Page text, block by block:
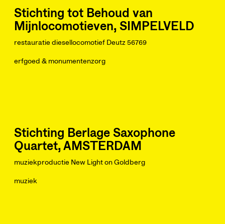
Stichting tot Behoud van
Mijnlocomotieven, SIMPELVELD
restauratie diesellocomotief Deutz 56769
erfgoed & monumentenzorg
Stichting Berlage Saxophone
Quartet, AMSTERDAM
muziekproductie New Light on Goldberg
muziek